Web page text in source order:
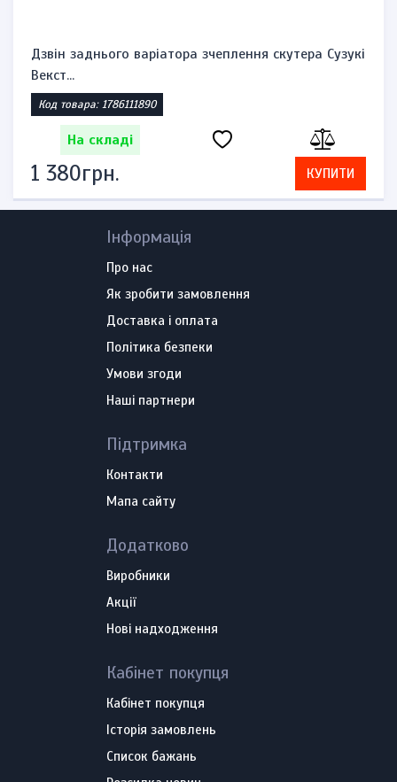
Дзвін заднього варіатора зчеплення скутера Сузукі
Векст...
Код товара: 1786111890
На складі
1 380грн. КУПИТИ
Інформація
Про нас
Як зробити замовлення
Доставка і оплата
Політика безпеки
Умови згоди
Наші партнери
Підтримка
Контакти
Мапа сайту
Додатково
Виробники
Акції
Нові надходження
Кабінет покупця
Кабінет покупця
Історія замовлень
Список бажань